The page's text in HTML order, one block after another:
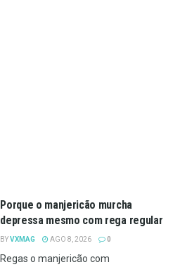
Porque o manjericão murcha
depressa mesmo com rega regular
BYVXMAG AGO 8, 2026 0
Regas o manjericão com